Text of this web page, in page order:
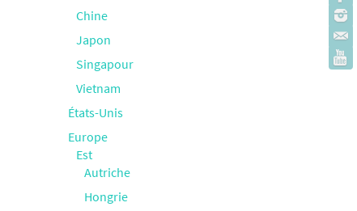
Chine
Japon
Singapour
Vietnam
États-Unis
Europe
Est
Autriche
Hongrie